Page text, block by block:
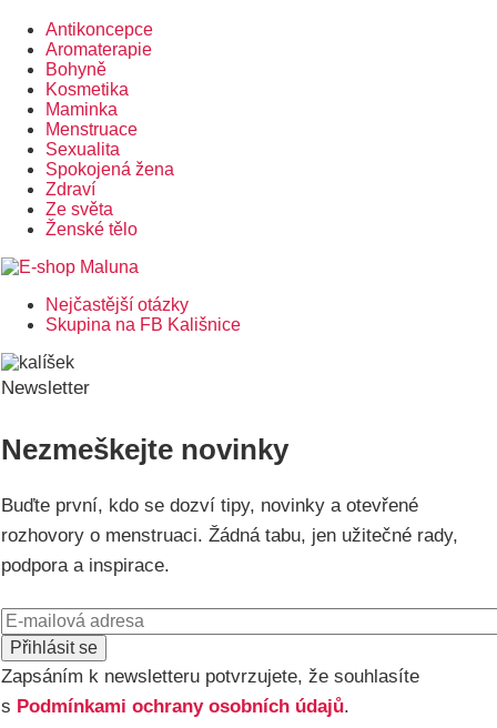
Antikoncepce
Aromaterapie
Bohyně
Kosmetika
Maminka
Menstruace
Sexualita
Spokojená žena
Zdraví
Ze světa
Ženské tělo
Postranní
menu
Nejčastější otázky
Skupina na FB Kališnice
Newsletter
Nezmeškejte novinky
Buďte první, kdo se dozví tipy, novinky a otevřené
rozhovory o menstruaci. Žádná tabu, jen užitečné rady,
podpora a inspirace.
E-
mail
Zapsáním k newsletteru potvrzujete, že souhlasíte
s Podmínkami ochrany osobních údajů.